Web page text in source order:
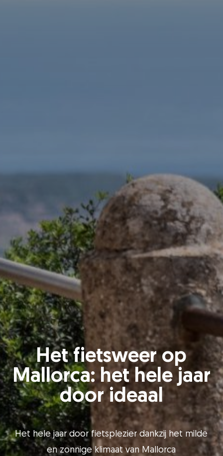
Het fietsweer op
Mallorca: het hele jaar
door ideaal
Het hele jaar door fietsplezier dankzij het milde
en zonnige klimaat van Mallorca